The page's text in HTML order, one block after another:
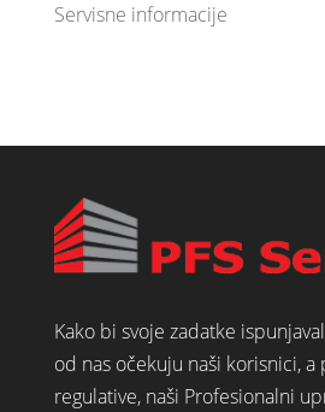
Servisne informacije
Kako bi svoje zadatke
od nas očekuju naši korisnici, a
regulative, naši Profesionalni